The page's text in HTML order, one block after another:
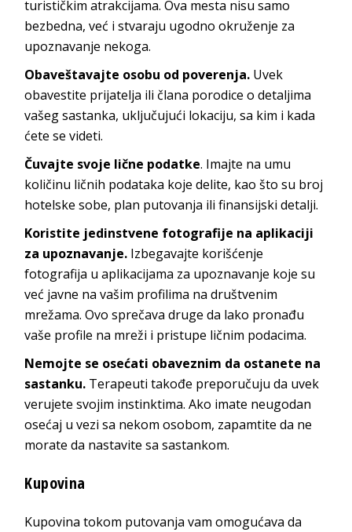
turističkim atrakcijama. Ova mesta nisu samo
bezbedna, već i stvaraju ugodno okruženje za
upoznavanje nekoga.
Obaveštavajte osobu od poverenja. Uvek
obavestite prijatelja ili člana porodice o detaljima
vašeg sastanka, uključujući lokaciju, sa kim i kada
ćete se videti.
Čuvajte svoje lične podatke. Imajte na umu
količinu ličnih podataka koje delite, kao što su broj
hotelske sobe, plan putovanja ili finansijski detalji.
Koristite jedinstvene fotografije na aplikaciji
za upoznavanje. Izbegavajte korišćenje
fotografija u aplikacijama za upoznavanje koje su
već javne na vašim profilima na društvenim
mrežama. Ovo sprečava druge da lako pronađu
vaše profile na mreži i pristupe ličnim podacima.
Nemojte se osećati obaveznim da ostanete na
sastanku. Terapeuti takođe preporučuju da uvek
verujete svojim instinktima. Ako imate neugodan
osećaj u vezi sa nekom osobom, zapamtite da ne
morate da nastavite sa sastankom.
Kupovina
Kupovina tokom putovanja vam omogućava da